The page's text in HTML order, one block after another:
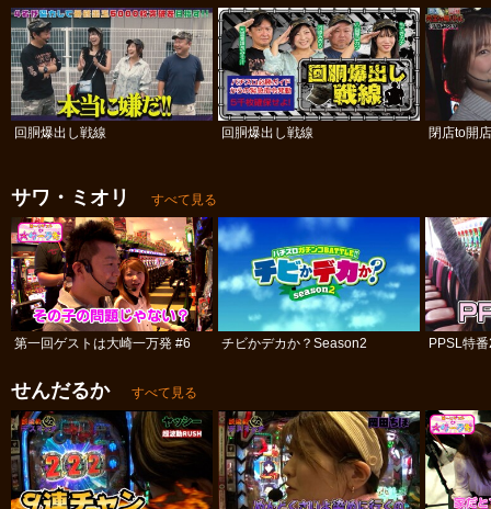
回胴爆出し戦線 回胴爆出し戦線 閉店to開
サワ・ミオリ すべて見る
第一回ゲストは大崎一万発 #6 チビかデカか？Season2 PPSL特
せんだるか すべて見る